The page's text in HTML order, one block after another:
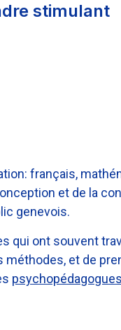
stimulant
français,
et de la
genevois.
qui ont souvent
méthodes, et de
psychopédagogues